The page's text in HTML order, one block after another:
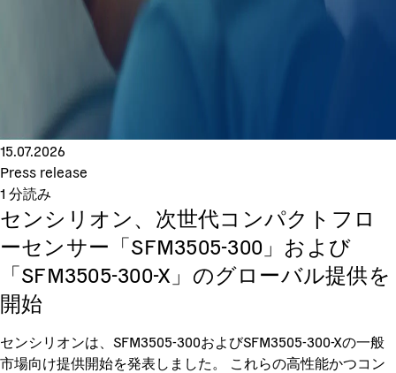
15.07.2026
Press release
1 分読み
センシリオン、次世代コンパクトフロ
ーセンサー「SFM3505-300」および
「SFM3505-300-X」のグローバル提供を
開始
センシリオンは、SFM3505-300およびSFM3505-300-Xの一般
市場向け提供開始を発表しました。 これらの高性能かつコン